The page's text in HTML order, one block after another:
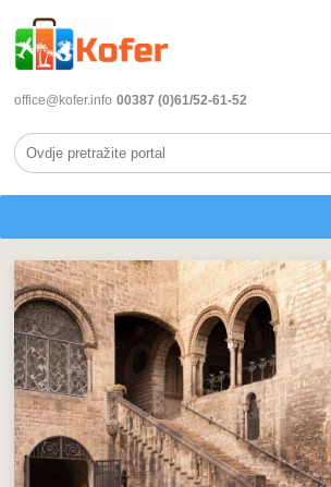
office@kofer.info 00387 (0)61/52-61-52